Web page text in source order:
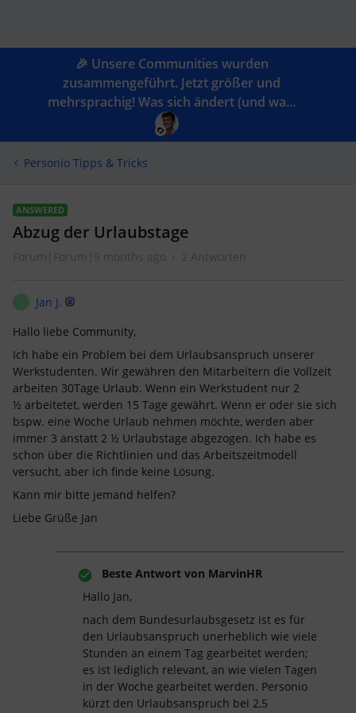
🎉 Unsere Communities wurden
zusammengeführt. Jetzt größer und
mehrsprachig! Was sich ändert (und wa...
Personio Tipps & Tricks
ANSWERED
Abzug der Urlaubstage
Forum|Forum|9 months ago 2 Antworten
Jan J.
Hallo liebe Community,
Ich habe ein Problem bei dem Urlaubsanspruch unserer
Werkstudenten. Wir gewähren den Mitarbeitern die Vollzeit
arbeiten 30Tage Urlaub. Wenn ein Werkstudent nur 2
½ arbeitetet, werden 15 Tage gewährt. Wenn er oder sie sich
bspw. eine Woche Urlaub nehmen möchte, werden aber
immer 3 anstatt 2 ½ Urlaubstage abgezogen. Ich habe es
schon über die Richtlinien und das Arbeitszeitmodell
versucht, aber ich finde keine Lösung.
Kann mir bitte jemand helfen?
Liebe Grüße Jan
Beste Antwort von MarvinHR
Hallo Jan,
nach dem Bundesurlaubsgesetz ist es für
den Urlaubsanspruch unerheblich wie viele
Stunden an einem Tag gearbeitet werden;
es ist lediglich relevant, an wie vielen Tagen
in der Woche gearbeitet werden. Personio
kürzt den Urlaubsanspruch bei 2,5